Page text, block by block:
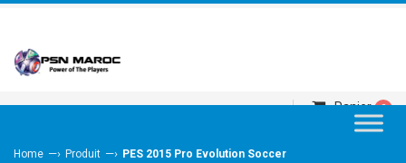
Panier 0
Home —› Produit —› PES 2015 Pro Evolution Soccer